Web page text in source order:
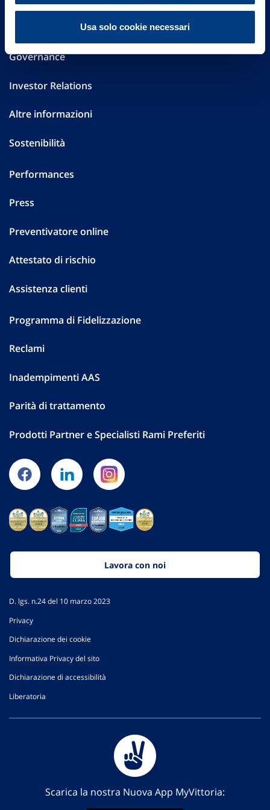
Usa solo cookie necessari
Governance
Investor Relations
Altre informazioni
Sostenibilità
Performances
Press
Preventivatore online
Attestato di rischio
Assistenza clienti
Programma di Fidelizzazione
Reclami
Inadempimenti AAS
Parità di trattamento
Prodotti Partner e Specialisti Rami Preferiti
Lavora con noi
D. lgs. n.24 del 10 marzo 2023
Privacy
Dichiarazione dei cookie
Informativa Privacy del sito
Dichiarazione di accessibilità
Liberatoria
Scarica la nostra Nuova App MyVittoria: